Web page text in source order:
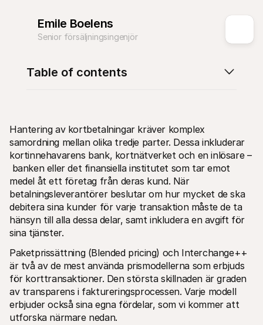
Acceptance & Risk
Technical resources
Developers portal
Discover developer resources and updates
Libraries
Integrate Mollie with ready-to-go libraries
Discord community
Join our developer community Read
About Mollie
View our pricing
About us
Learn more about our story and
values
News
Read the latest Mollie news
Careers
your
See
Emile Boelens
Senior försäljningsingenjör
Hantering av kortbetalningar kräver komplex
samordning mellan olika tredje parter. Dessa inkluderar
kortinnehavarens bank, kortnätverket och en inlösare –
banken eller det finansiella institutet som tar emot
medel åt ett företag från deras kund. När
betalningsleverantörer beslutar om hur mycket de ska
debitera sina kunder för varje transaktion måste de ta
hänsyn till alla dessa delar, samt inkludera en avgift för
sina tjänster.
Paketprissättning (Blended pricing) och Interchange++
är två av de mest använda prismodellerna som erbjuds
för korttransaktioner. Den största skillnaden är graden
av transparens i faktureringsprocessen. Varje modell
erbjuder också sina egna fördelar, som vi kommer att
utforska närmare nedan.
Table of contents